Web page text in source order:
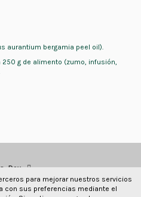
aurantium bergamia peel oil).
250 g de alimento (zumo, infusión,
Dev
para mejorar nuestros servicios
con sus preferencias mediante el